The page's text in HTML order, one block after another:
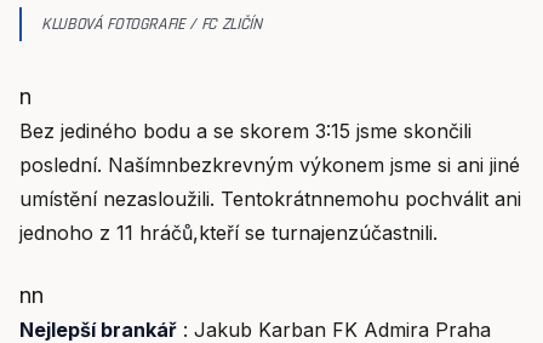
KLUBOVÁ FOTOGRAFIE / FC ZLIČÍN
n
Bez jediného bodu a se skorem 3:15 jsme skončili
poslední. Našímnbezkrevným výkonem jsme si ani jiné
umístění nezasloužili. Tentokrátnnemohu pochválit ani
jednoho z 11 hráčů,kteří se turnajenzúčastnili.
nn
Nejlepší brankář : Jakub Karban FK Admira Praha